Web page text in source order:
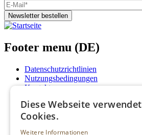
Newsletter bestellen
Footer menu (DE)
Datenschutzrichtlinien
Nutzungsbedingungen
Kontakt
Mediadaten
AGB
Diese Webseite verwendet
Cookies.
Weitere Informationen